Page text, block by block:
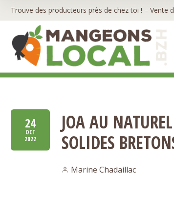
Trouve des producteurs près de chez toi ! – Vente
24
OCT
2022
JOA AU
SOLIDES
Marine Chadaillac